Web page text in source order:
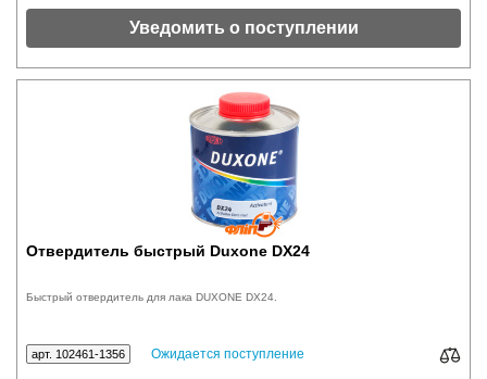
Уведомить о поступлении
Отвердитель быстрый Duxone DX24
Быстрый отвердитель для лака DUXONE DX24.
арт. 102461-1356 Ожидается поступление